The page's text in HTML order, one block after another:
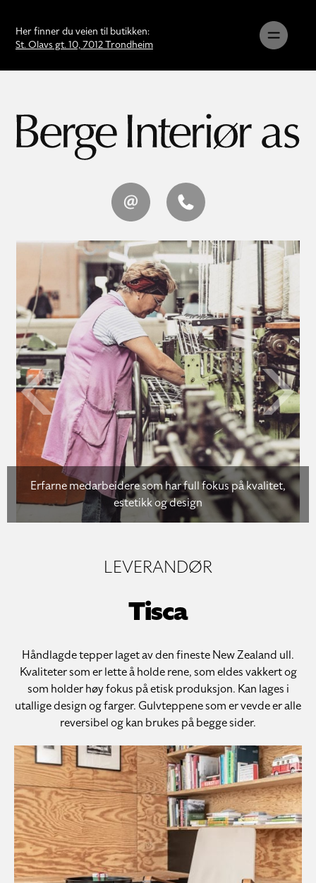
Her finner du veien til butikken:
St. Olavs gt. 10, 7012 Trondheim
Erfarne medarbeidere som har full fokus på kvalitet,
estetikk og design
LEVERANDØR
Tisca
Håndlagde tepper laget av den fineste New Zealand ull.
Kvaliteter som er lette å holde rene, som eldes vakkert og
som holder høy fokus på etisk produksjon. Kan lages i
utallige design og farger. Gulvteppene som er vevde er alle
reversibel og kan brukes på begge sider.